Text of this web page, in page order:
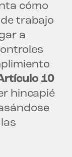
cómo
trabajo
a
10
hincapié